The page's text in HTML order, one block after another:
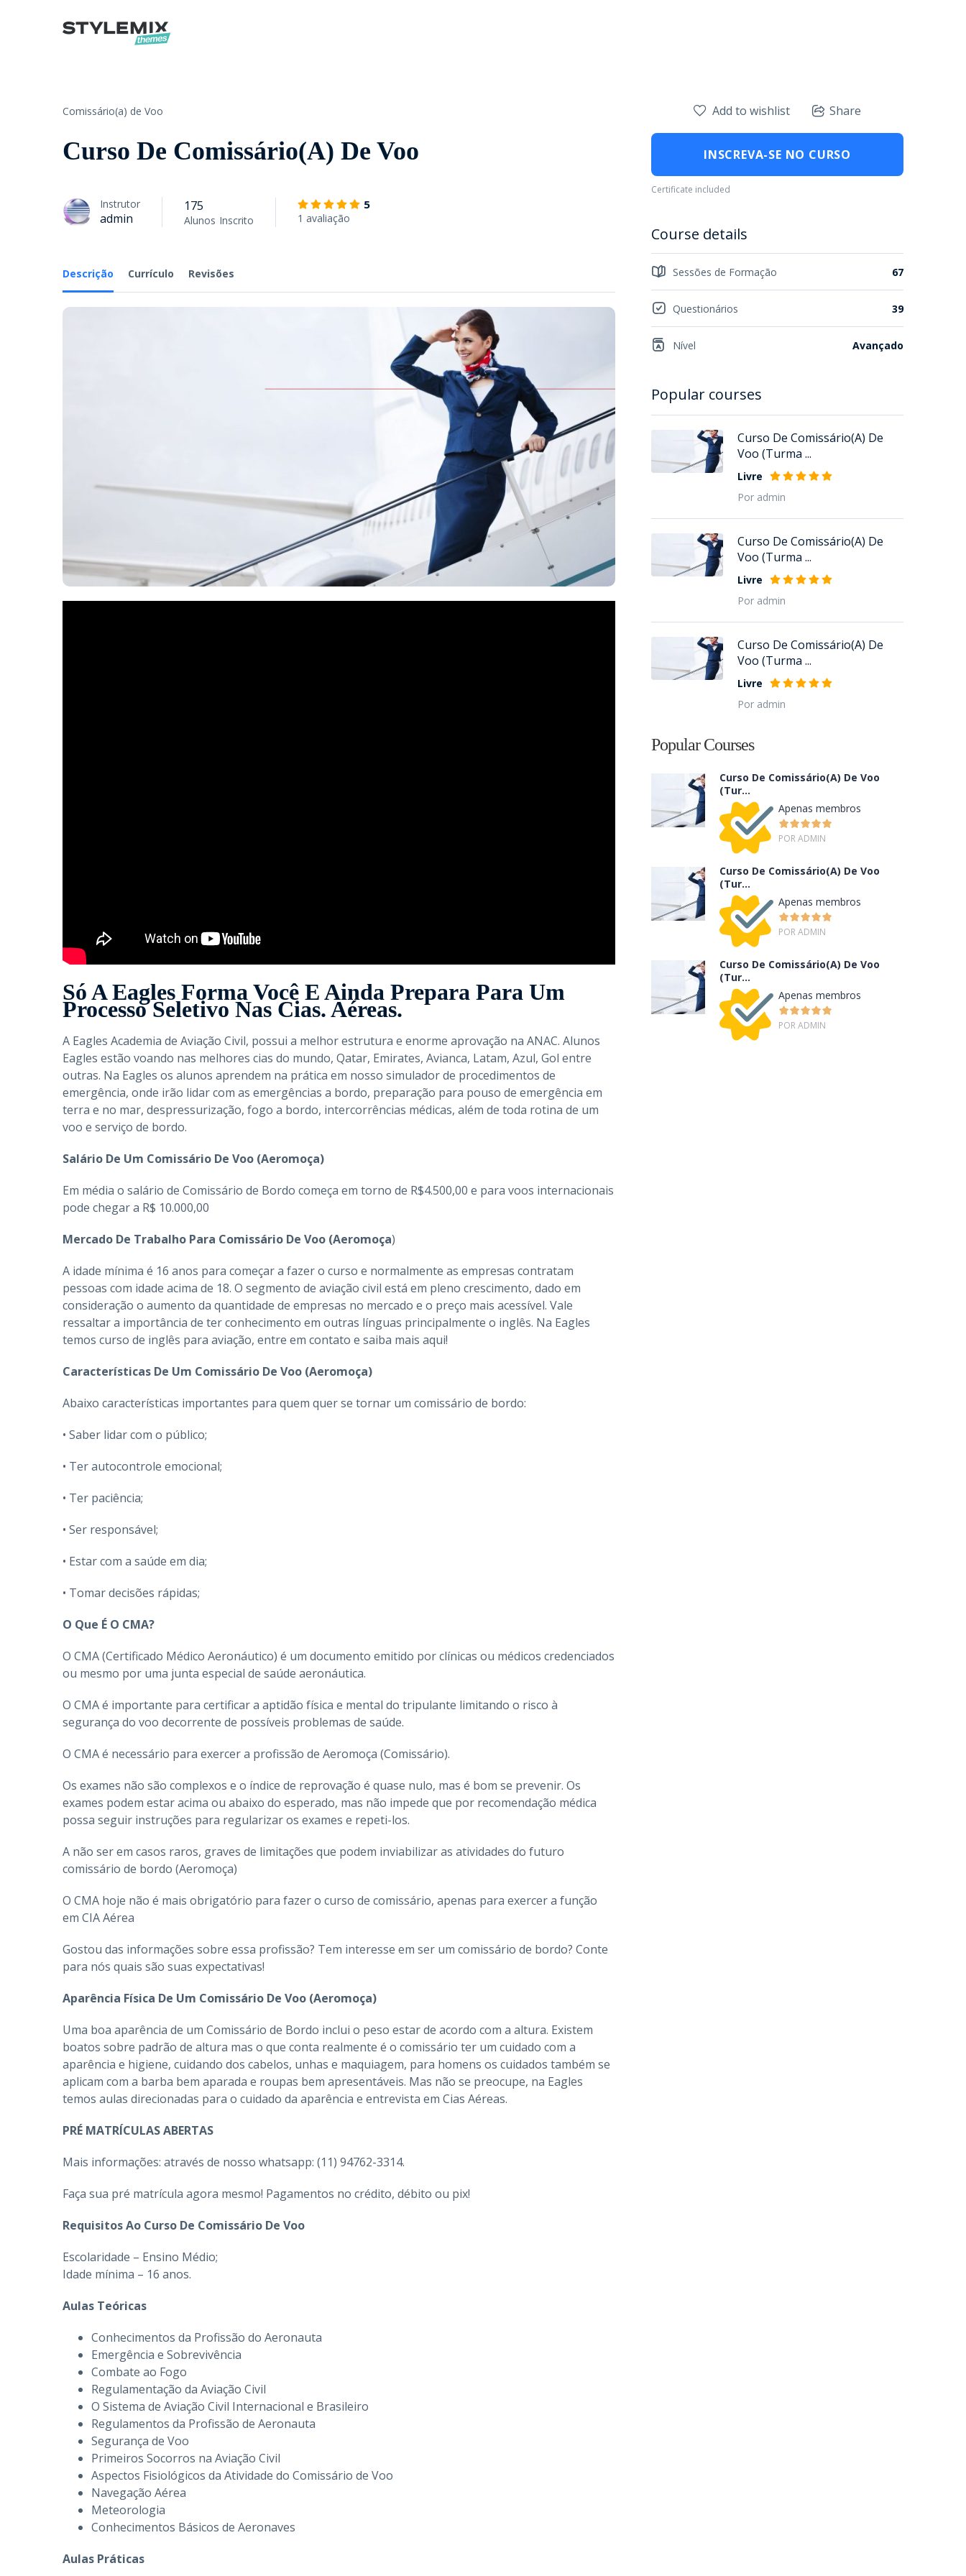
Comissário(a) de Voo
Curso De Comissário(A) De Voo
Instrutor
admin
175
Alunos Inscrito
5
1 avaliação
Descrição Currículo Revisões
Só A Eagles Forma Você E Ainda Prepara Para Um
Processo Seletivo Nas Cias. Aéreas.
A Eagles Academia de Aviação Civil, possui a melhor estrutura e enorme aprovação na ANAC. Alunos
Eagles estão voando nas melhores cias do mundo, Qatar, Emirates, Avianca, Latam, Azul, Gol entre
outras. Na Eagles os alunos aprendem na prática em nosso simulador de procedimentos de
emergência, onde irão lidar com as emergências a bordo, preparação para pouso de emergência em
terra e no mar, despressurização, fogo a bordo, intercorrências médicas, além de toda rotina de um
voo e serviço de bordo.
Salário De Um Comissário De Voo (Aeromoça)
Em média o salário de Comissário de Bordo começa em torno de R$4.500,00 e para voos internacionais
pode chegar a R$ 10.000,00
Mercado De Trabalho Para Comissário De Voo (Aeromoça)
A idade mínima é 16 anos para começar a fazer o curso e normalmente as empresas contratam
pessoas com idade acima de 18. O segmento de aviação civil está em pleno crescimento, dado em
consideração o aumento da quantidade de empresas no mercado e o preço mais acessível. Vale
ressaltar a importância de ter conhecimento em outras línguas principalmente o inglês. Na Eagles
temos curso de inglês para aviação, entre em contato e saiba mais aqui!
Características De Um Comissário De Voo (Aeromoça)
Abaixo características importantes para quem quer se tornar um comissário de bordo:
• Saber lidar com o público;
• Ter autocontrole emocional;
• Ter paciência;
• Ser responsável;
• Estar com a saúde em dia;
• Tomar decisões rápidas;
O Que É O CMA?
O CMA (Certificado Médico Aeronáutico) é um documento emitido por clínicas ou médicos credenciados
ou mesmo por uma junta especial de saúde aeronáutica.
O CMA é importante para certificar a aptidão física e mental do tripulante limitando o risco à
segurança do voo decorrente de possíveis problemas de saúde.
O CMA é necessário para exercer a profissão de Aeromoça (Comissário).
Os exames não são complexos e o índice de reprovação é quase nulo, mas é bom se prevenir. Os
exames podem estar acima ou abaixo do esperado, mas não impede que por recomendação médica
possa seguir instruções para regularizar os exames e repeti-los.
A não ser em casos raros, graves de limitações que podem inviabilizar as atividades do futuro
comissário de bordo (Aeromoça)
O CMA hoje não é mais obrigatório para fazer o curso de comissário, apenas para exercer a função
em CIA Aérea
Gostou das informações sobre essa profissão? Tem interesse em ser um comissário de bordo? Conte
para nós quais são suas expectativas!
Aparência Física De Um Comissário De Voo (Aeromoça)
Uma boa aparência de um Comissário de Bordo inclui o peso estar de acordo com a altura. Existem
boatos sobre padrão de altura mas o que conta realmente é o comissário ter um cuidado com a
aparência e higiene, cuidando dos cabelos, unhas e maquiagem, para homens os cuidados também se
aplicam com a barba bem aparada e roupas bem apresentáveis. Mas não se preocupe, na Eagles
temos aulas direcionadas para o cuidado da aparência e entrevista em Cias Aéreas.
PRÉ MATRÍCULAS ABERTAS
Mais informações: através de nosso whatsapp: (11) 94762-3314.
Faça sua pré matrícula agora mesmo! Pagamentos no crédito, débito ou pix!
Requisitos Ao Curso De Comissário De Voo
Escolaridade – Ensino Médio;
Idade mínima – 16 anos.
Aulas Teóricas
Conhecimentos da Profissão do Aeronauta
Emergência e Sobrevivência
Combate ao Fogo
Regulamentação da Aviação Civil
O Sistema de Aviação Civil Internacional e Brasileiro
Regulamentos da Profissão de Aeronauta
Segurança de Voo
Primeiros Socorros na Aviação Civil
Aspectos Fisiológicos da Atividade do Comissário de Voo
Navegação Aérea
Meteorologia
Conhecimentos Básicos de Aeronaves
Aulas Práticas
Add to wishlist Share
INSCREVA-SE NO CURSO
Certificate included
Course details
Sessões de Formação 67
Questionários 39
Nível Avançado
Popular courses
Curso De Comissário(A) De
Voo (Turma ...
Livre
Por admin
Curso De Comissário(A) De
Voo (Turma ...
Livre
Por admin
Curso De Comissário(A) De
Voo (Turma ...
Livre
Por admin
Popular Courses
Curso De Comissário(A) De Voo
(Tur...
Apenas membros
POR ADMIN
Curso De Comissário(A) De Voo
(Tur...
Apenas membros
POR ADMIN
Curso De Comissário(A) De Voo
(Tur...
Apenas membros
POR ADMIN